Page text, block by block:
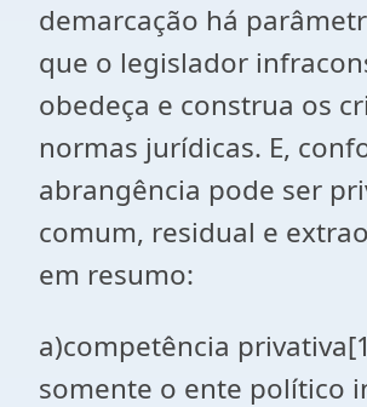
demarcação há
que o legislador
obedeça e construa os
normas jurídicas. E,
abrangência pode ser
comum, residual e
em resumo:
a)competência privativa
somente o ente político